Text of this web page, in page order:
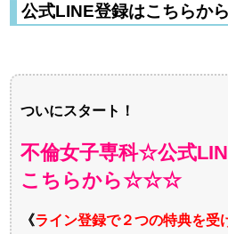
公式LINE登録はこちらか
ついにスタート！
不倫女子専科☆公式
こちらから☆☆☆
《ライン登録で２つの特典を受